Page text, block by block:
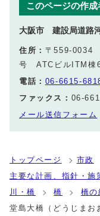
このページの作
大阪市 建設局道路
住所： 〒559-0034
号 ATCビルITM棟
電話： 06-6615-
ファックス： 06-
メール送信フォーム
トップページ 市政
主要な計画、指針・施
川・橋
橋 橋の
堂島大橋（どうじまお